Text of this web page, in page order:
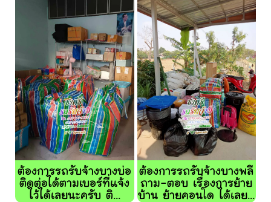
ต้องการรถรับจ้างบางบ่อ
ติดต่อได้ตามเบอร์ที่แจ้ง
ไว้ได้เลยนะครับ ติ...
ต้องการรถรับจ้างบางพลี
ถาม-ตอบ เรื่องการย้าย
บ้าน ย้ายคอนโด ได้เลย...